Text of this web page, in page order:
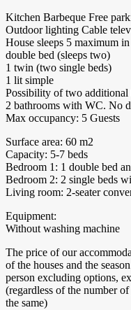
Kitchen Barbeque Free
Outdoor lighting Cable
House sleeps 5 maximum
double bed (sleeps two)
1 twin (two single beds)
1 lit simple
Possibility of two additional
2 bathrooms with WC. No
Max occupancy: 5 Guests
Surface area: 60 m2
Capacity: 5-7 beds
Bedroom 1: 1 double bed
Bedroom 2: 2 single beds
Living room: 2-seater
Equipment:
Without washing machine
The price of our
of the houses and the
person excluding options,
(regardless of the number
the same)